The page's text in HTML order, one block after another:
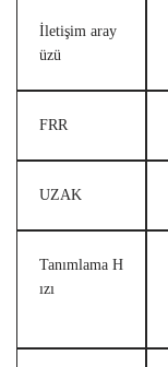
İletişim aray
üzü
FRR
UZAK
Tanımlama H
ızı